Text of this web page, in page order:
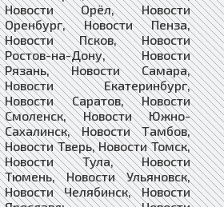
Новости Орёл, Новости
Оренбург, Новости Пенза,
Новости Псков, Новости
Ростов-на-Дону, Новости
Рязань, Новости Самара,
Новости Екатеринбург,
Новости Саратов, Новости
Смоленск, Новости Южно-
Сахалинск, Новости Тамбов,
Новости Тверь, Новости Томск,
Новости Тула, Новости
Тюмень, Новости Ульяновск,
Новости Челябинск, Новости